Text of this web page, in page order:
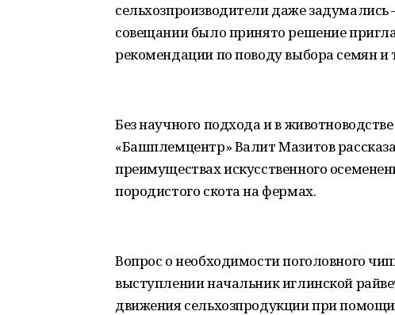
сельхозпроизводители даже задумались
совещании было принято решение
рекомендации по поводу выбора семян и
Без научного подхода и в
«Башплемцентр» Валит Мазитов
преимуществах искусственного
породистого скота на фермах.
Вопрос о необходимости поголовного
выступлении начальник иглинской
движения сельхозпродукции при